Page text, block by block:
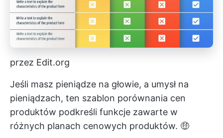
przez Edit.org
Jeśli masz pieniądze na głowie, a umysł na
pieniądzach, ten szablon porównania cen
produktów podkreśli funkcje zawarte w
różnych planach cenowych produktów. 🤑